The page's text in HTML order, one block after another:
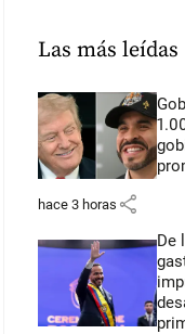
Las más leídas
hace 3 horas share
De